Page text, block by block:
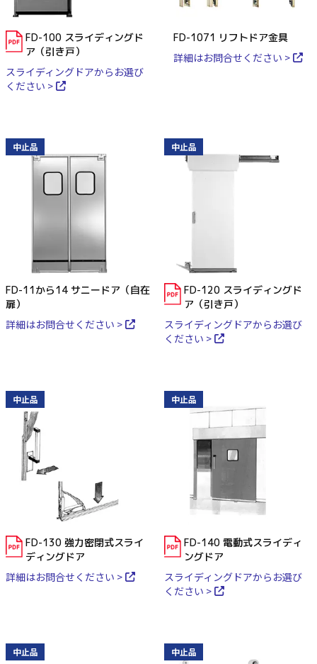
FD-100 スライディングド
ア（引き戸）
スライディングドアからお選び
ください >
FD-1071 リフトドア金具
詳細はお問合せください >
中止品
FD-11から14 サニードア（自在
扉）
詳細はお問合せください >
中止品
FD-120 スライディングド
ア（引き戸）
スライディングドアからお選び
ください >
中止品
FD-130 強力密閉式スライ
ディングドア
詳細はお問合せください >
中止品
FD-140 電動式スライディ
ングドア
スライディングドアからお選び
ください >
中止品 中止品